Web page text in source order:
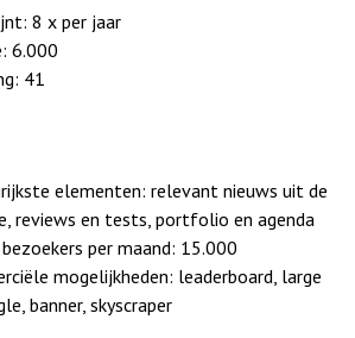
8 x per jaar
6.000
41
elementen: relevant nieuws uit de
reviews en tests, portfolio en agenda
bezoekers per maand: 15.000
mogelijkheden: leaderboard, large
banner, skyscraper